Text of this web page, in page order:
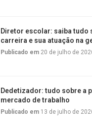
Diretor escolar: saiba tudo
carreira e sua atuação na
Publicado em 20 de julho de
Dedetizador: tudo sobre a
mercado de trabalho
Publicado em 13 de julho de